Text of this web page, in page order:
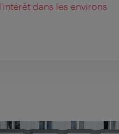
dans les environs